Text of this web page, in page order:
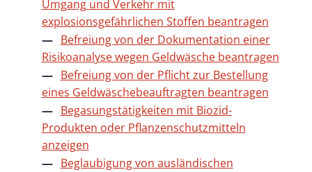
Umgang und Verkehr mit
explosionsgefährlichen Stoffen beantragen
Befreiung von der Dokumentation einer
Risikoanalyse wegen Geldwäsche beantragen
Befreiung von der Pflicht zur Bestellung
eines Geldwäschebeauftragten beantragen
Begasungstätigkeiten mit Biozid-
Produkten oder Pflanzenschutzmitteln
anzeigen
Beglaubigung von ausländischen